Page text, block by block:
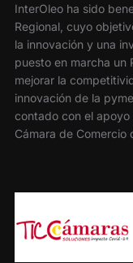
InterOleo ha sido
Regional, cuyo
la innovación y una
puesto en marcha un
mejorar la
innovación de la
contado con el apoyo
Cámara de Comercio